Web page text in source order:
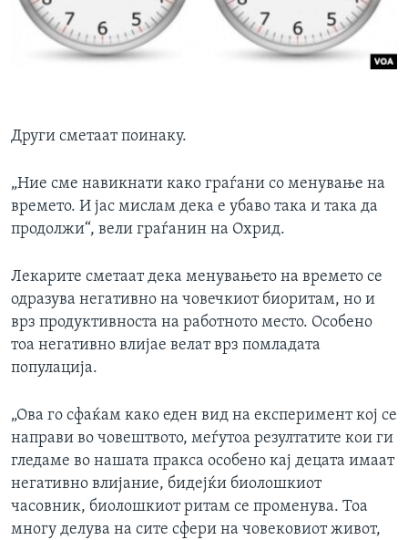
Други сметаат поинаку.
„Ние сме навикнати како граѓани со менување на
времето. И јас мислам дека е убаво така и така да
продолжи“, вели граѓанин на Охрид.
Лекарите сметаат дека менувањето на времето се
одразува негативно на човечкиот биоритам, но и
врз продуктивноста на работното место. Особено
тоа негативно влијае велат врз помладата
популација.
„Ова го сфаќам како еден вид на експеримент кој се
направи во човештвото, меѓутоа резултатите кои ги
гледаме во нашата пракса особено кај децата имаат
негативно влијание, бидејќи биолошкиот
часовник, биолошкиот ритам се променува. Тоа
многу делува на сите сфери на човековиот живот,